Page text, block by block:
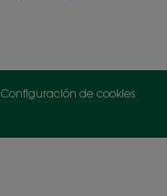
Configuración de cookies